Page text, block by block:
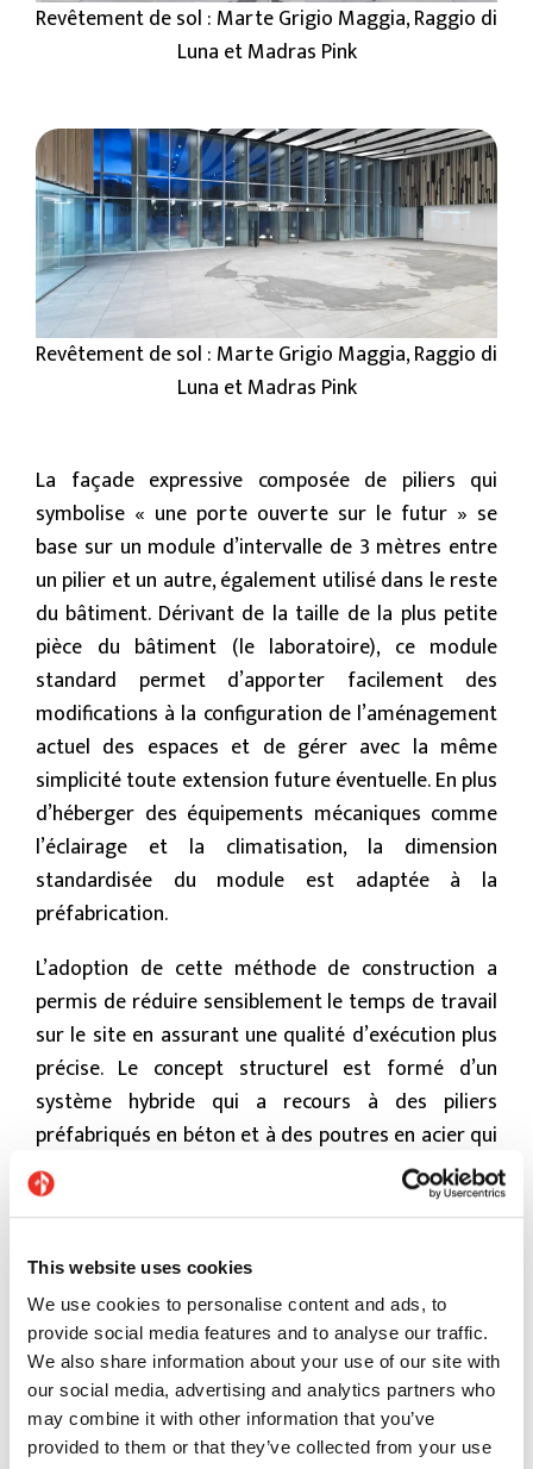
This website uses cookies
We use cookies to personalise content and ads, to
provide social media features and to analyse our traffic.
We also share information about your use of our site with
our social media, advertising and analytics partners who
may combine it with other information that you’ve
provided to them or that they’ve collected from your use
Revêtement de sol : Marte Grigio Maggia, Raggio di
Luna et Madras Pink
Revêtement de sol : Marte Grigio Maggia, Raggio di
Luna et Madras Pink
La façade expressive composée de piliers qui
symbolise « une porte ouverte sur le futur » se
base sur un module d’intervalle de 3 mètres entre
un pilier et un autre, également utilisé dans le reste
du bâtiment. Dérivant de la taille de la plus petite
pièce du bâtiment (le laboratoire), ce module
standard permet d’apporter facilement des
modifications à la configuration de l’aménagement
actuel des espaces et de gérer avec la même
simplicité toute extension future éventuelle. En plus
d’héberger des équipements mécaniques comme
l’éclairage et la climatisation, la dimension
standardisée du module est adaptée à la
préfabrication.
L’adoption de cette méthode de construction a
permis de réduire sensiblement le temps de travail
sur le site en assurant une qualité d’exécution plus
précise. Le concept structurel est formé d’un
système hybride qui a recours à des piliers
préfabriqués en béton et à des poutres en acier qui
créent un grand espace dégagé pour les colonnes,
dont la forme profilée représentant une sorte de
directe du soleil.